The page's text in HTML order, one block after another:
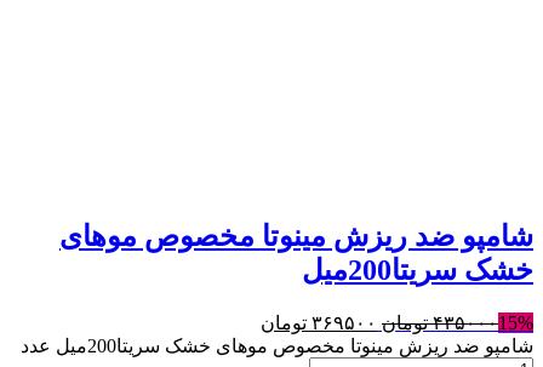
شامپو ضد ریزش مینوتا مخصوص موهای
خشک سريتا200میل
15%۴۳۵۰۰۰ تومان ۳۶۹۵۰۰ تومان
شامپو ضد ریزش مینوتا مخصوص موهای خشک سريتا200میل عدد